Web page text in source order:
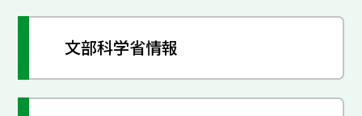
文部科学省情報